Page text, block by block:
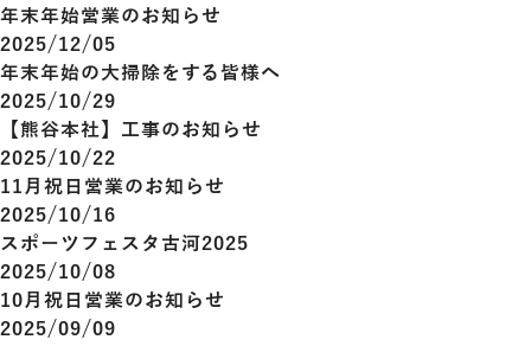
年末年始営業のお知らせ
2025/12/05
年末年始の大掃除をする皆様へ
2025/10/29
【熊谷本社】工事のお知らせ
2025/10/22
11月祝日営業のお知らせ
2025/10/16
スポーツフェスタ古河2025
2025/10/08
10月祝日営業のお知らせ
2025/09/09